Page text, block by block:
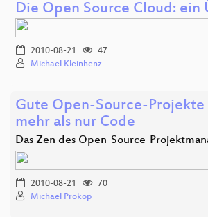
Die Open Source Cloud:
2010-08-21
47
Michael Kleinhenz
Gute Open-Source-Projekte
mehr als nur Code
Das Zen des Open-Source-
2010-08-21
70
Michael Prokop